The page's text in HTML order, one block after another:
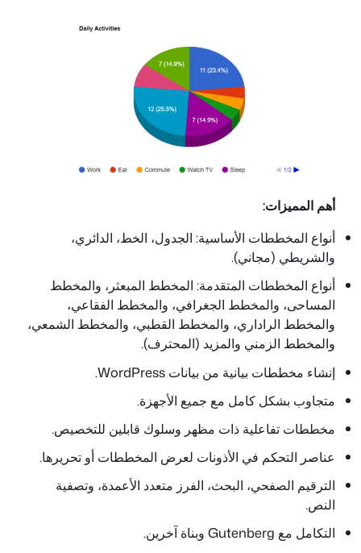
أهم المميزات:
أنواع المخططات الأساسية: الجدول، الخط، الدائري،
والشريطي (مجاني).
أنواع المخططات المتقدمة: المخطط المبعثر، والمخطط
المساحى، والمخطط الجغرافي، والمخطط الفقاعي،
والمخطط الراداري، والمخطط القطبي، والمخطط الشمعي،
والمخطط الزمني والمزيد (المحترف).
إنشاء مخططات بيانية من بيانات WordPress.
متجاوب بشكل كامل مع جميع الأجهزة.
مخططات تفاعلية ذات مظهر وسلوك قابلين للتخصيص.
عناصر التحكم في الأذونات لعرض المخططات أو تحريرها.
الترقيم الصفحي، البحث، الفرز متعدد الأعمدة، وتصفية
النص.
التكامل مع Gutenberg وبناة آخرين.